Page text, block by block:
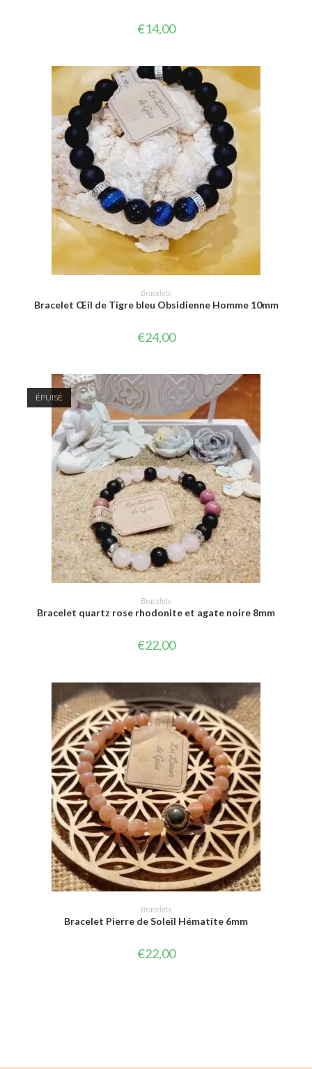
€14,00
CHOIX DES OPTIONS
Bracelets
Bracelet Œil de Tigre bleu Obsidienne Homme 10mm
€24,00
ÉPUISÉ
CHOIX DES OPTIONS
Bracelets
Bracelet quartz rose rhodonite et agate noire 8mm
€22,00
CHOIX DES OPTIONS
Bracelets
Bracelet Pierre de Soleil Hématite 6mm
€22,00